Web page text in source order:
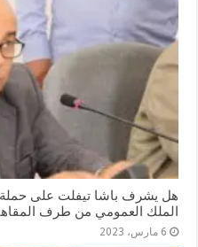
هل يشرف باشا تيفلت على حملة
الملك العمومي من طرف المقاهي
6 مارس، 2023